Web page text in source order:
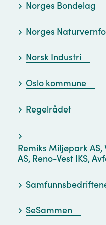
Norges Bondelag
Norges
Norsk Industri
Oslo kommune
Regelrådet
Remiks Miljøpark AS,
AS, Reno-Vest IKS,
SeSammen